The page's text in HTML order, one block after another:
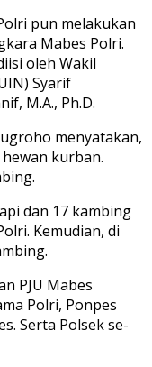
pun melakukan
Mabes Polri.
oleh Wakil
Syarif
M.A., Ph.D.
menyatakan,
kurban.
dan 17 kambing
Kemudian, di
PJU Mabes
Polri, Ponpes
Serta Polsek se-